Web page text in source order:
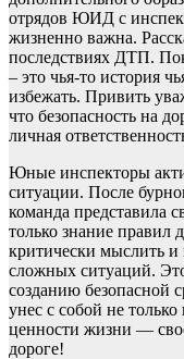
отрядов ЮИД с
жизненно важна.
последствиях ДТП.
– это чья-то история
избежать. Привить
что безопасность на
личная
Юные инспекторы
ситуации. После
команда представила
только знание
критически мыслить
сложных ситуаций.
созданию безопасной
унес с собой не
ценности жизни —
дороге!